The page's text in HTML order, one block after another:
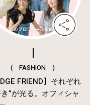
( FASHION )
FRIEND】それぞれ
”が光る。オフィシャ